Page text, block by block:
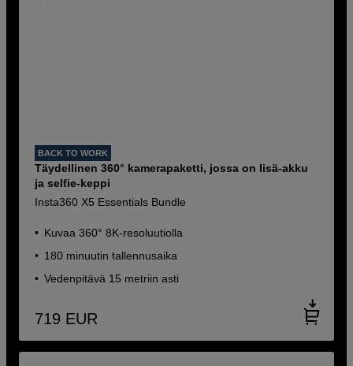
BACK TO WORK
Täydellinen 360° kamerapaketti, jossa on lisä-akku
ja selfie-keppi
Insta360 X5 Essentials Bundle
Kuvaa 360° 8K-resoluutiolla
180 minuutin tallennusaika
Vedenpitävä 15 metriin asti
719 EUR